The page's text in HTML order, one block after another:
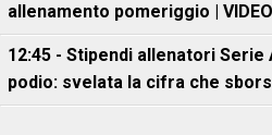
allenamento pomeriggio | VIDEO
12:45 - Stipendi allenatori Serie
podio: svelata la cifra che